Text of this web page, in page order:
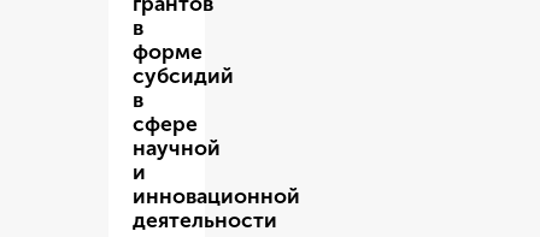
в
форме
субсидий
в
сфере
научной
и
инновационной
деятельности